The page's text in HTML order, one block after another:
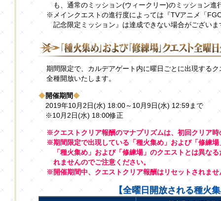
も、通常のミッション(ウィークリー)のミッション進
※メインクエストの進行度によっては『TVアニメ「
記念限定ミッション』は達成できない場合がございま
期間限定で、カルデアゲート内に曜日ごとに出現する
全種開放いたします。
◆開催期間◆
2019年10月2日(水) 18:00～10月9日(水) 12:59まで
※10月2日(水) 18:00修正
※クエストクリア報酬のマナプリズムは、初回クリア
※期間限定で出現している「種火集め」および「修練
「種火集め」および「修練場」のクエストとは異な
れませんのでご注意ください。
※開催期間中、クエストクリア報酬はリセットされませ
【全曜日開放される種火